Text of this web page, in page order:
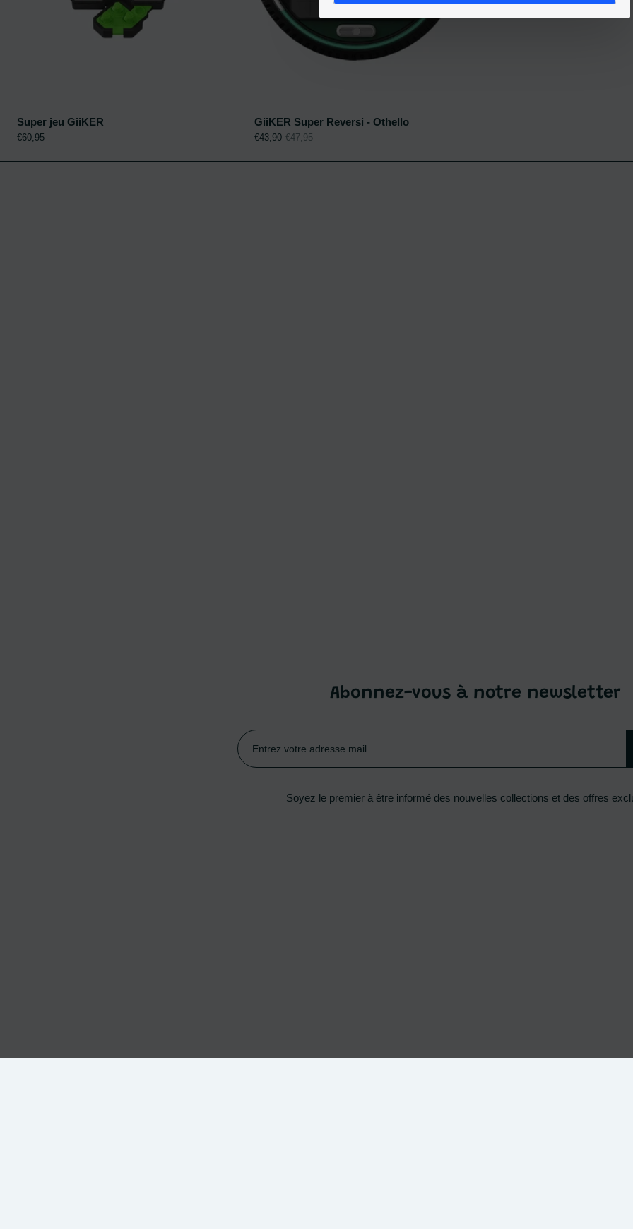
Super jeu GiiKER
€60,95 Ajouter au panier
GiiKER Super Reversi - Othello
€43,90 €47,95
Abonnez-vous à notre newsletter
Soyez le premier à être informé des nouvelles collections et des offres